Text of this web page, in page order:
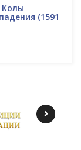
Колы
(1591